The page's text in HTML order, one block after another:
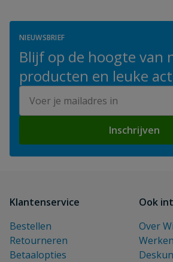
NIEUWSBRIEF
Blijf op de hoogte van
producten en leuke
Inschrijven
Klantenservice
Bestellen
Retourneren
Betaalopties
Ook
Over